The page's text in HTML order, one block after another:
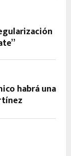
habrá una